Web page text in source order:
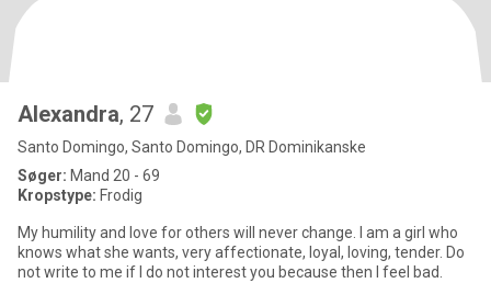
Alexandra, 27
Santo Domingo, Santo Domingo, DR Dominikanske
Søger: Mand 20 - 69
Kropstype: Frodig
My humility and love for others will never change. I am a girl who
knows what she wants, very affectionate, loyal, loving, tender. Do
not write to me if I do not interest you because then I feel bad.